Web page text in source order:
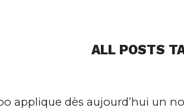
ALL POSTS
applique dès aujourd’hui un